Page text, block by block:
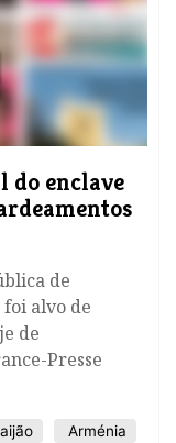
do enclave
de
alvo de
de
Presse
Arménia